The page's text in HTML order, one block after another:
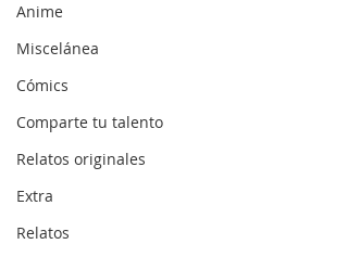
Anime
Miscelánea
Cómics
Comparte tu talento
Relatos originales
Extra
Relatos